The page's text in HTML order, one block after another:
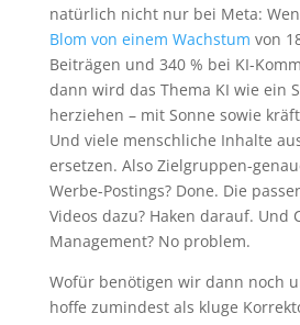
natürlich nicht nur bei Meta:
Blom von einem Wachstum von
Beiträgen und 340 % bei KI-
dann wird das Thema KI wie ein
herziehen – mit Sonne sowie
Und viele menschliche Inhalte
ersetzen. Also Zielgruppen-
Werbe-Postings? Done. Die
Videos dazu? Haken darauf. Und
Management? No problem.
Wofür benötigen wir dann noch
hoffe zumindest als kluge